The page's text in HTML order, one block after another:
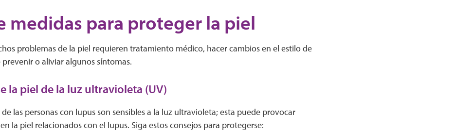
medidas para proteger la piel
problemas de la piel requieren tratamiento médico, hacer cambios en el estilo de
o aliviar algunos síntomas.
la piel de la luz ultravioleta (UV)
las personas con lupus son sensibles a la luz ultravioleta; esta puede provocar
la piel relacionados con el lupus. Siga estos consejos para protegerse: